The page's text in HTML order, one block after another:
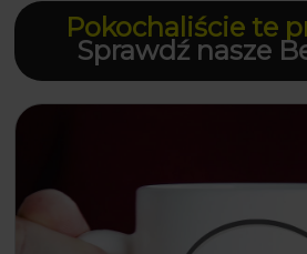
Pokochaliście te
Sprawdź nasze